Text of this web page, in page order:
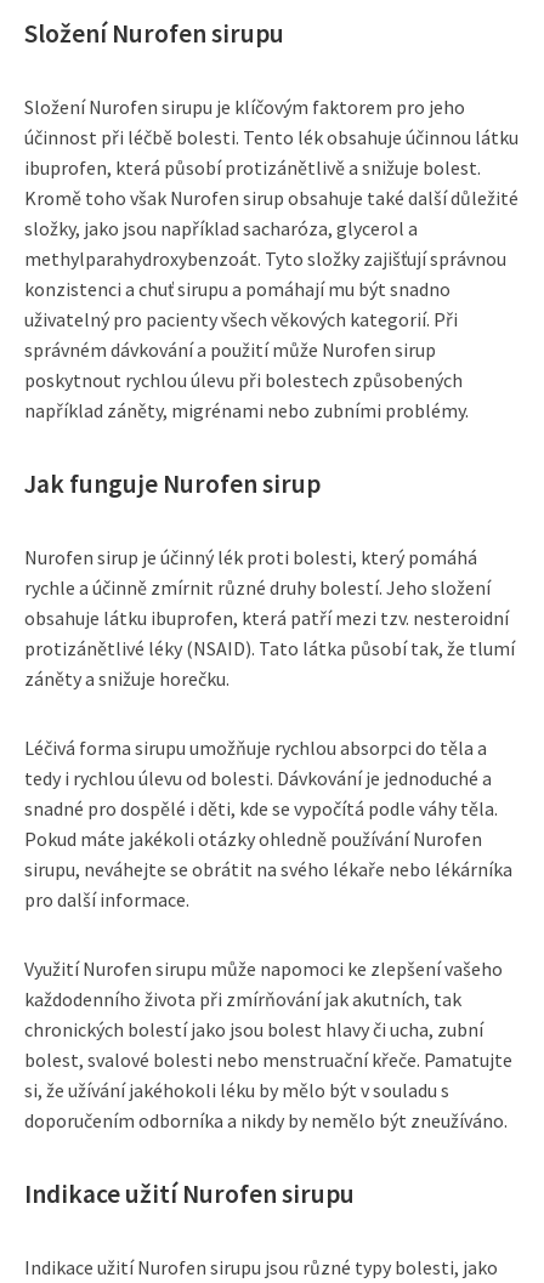
Složení Nurofen sirupu
Složení Nurofen sirupu je klíčovým faktorem pro jeho
účinnost při léčbě bolesti. Tento lék obsahuje účinnou látku
ibuprofen, která působí protizánětlivě a snižuje bolest.
Kromě toho však Nurofen sirup obsahuje také další důležité
složky, jako jsou například sacharóza, glycerol a
methylparahydroxybenzoát. Tyto složky zajišťují správnou
konzistenci a chuť sirupu a pomáhají mu být snadno
uživatelný pro pacienty všech věkových kategorií. Při
správném dávkování a použití může Nurofen sirup
poskytnout rychlou úlevu při bolestech způsobených
například záněty, migrénami nebo zubními problémy.
Jak funguje Nurofen sirup
Nurofen sirup je účinný lék proti bolesti, který pomáhá
rychle a účinně zmírnit různé druhy bolestí. Jeho složení
obsahuje látku ibuprofen, která patří mezi tzv. nesteroidní
protizánětlivé léky (NSAID). Tato látka působí tak, že tlumí
záněty a snižuje horečku.
Léčivá forma sirupu umožňuje rychlou absorpci do těla a
tedy i rychlou úlevu od bolesti. Dávkování je jednoduché a
snadné pro dospělé i děti, kde se vypočítá podle váhy těla.
Pokud máte jakékoli otázky ohledně používání Nurofen
sirupu, neváhejte se obrátit na svého lékaře nebo lékárníka
pro další informace.
Využití Nurofen sirupu může napomoci ke zlepšení vašeho
každodenního života při zmírňování jak akutních, tak
chronických bolestí jako jsou bolest hlavy či ucha, zubní
bolest, svalové bolesti nebo menstruační křeče. Pamatujte
si, že užívání jakéhokoli léku by mělo být v souladu s
doporučením odborníka a nikdy by nemělo být zneužíváno.
Indikace užití Nurofen sirupu
Indikace užití Nurofen sirupu jsou různé typy bolesti, jako